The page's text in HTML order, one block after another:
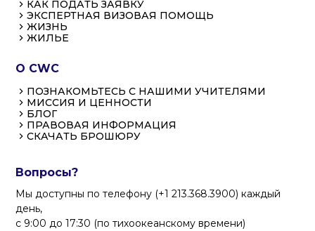
КАК ПОДАТЬ ЗАЯВКУ
ЭКСПЕРТНАЯ ВИЗОВАЯ ПОМОЩЬ
ЖИЗНЬ
ЖИЛЬЕ
О CWC
ПОЗНАКОМЬТЕСЬ С НАШИМИ УЧИТЕЛЯМИ
МИССИЯ И ЦЕННОСТИ
БЛОГ
ПРАВОВАЯ ИНФОРМАЦИЯ
СКАЧАТЬ БРОШЮРУ
Вопросы?
Мы доступны по телефону (+1 213.368.3900) каждый
день,
с 9:00 до 17:30 (по тихоокеанскому времени)